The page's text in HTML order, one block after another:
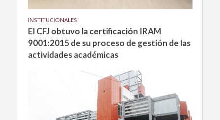
INSTITUCIONALES
El CFJ obtuvo la certificación IRAM
9001:2015 de su proceso de gestión de las
actividades académicas